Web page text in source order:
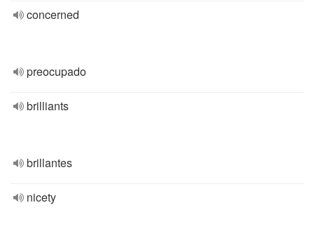
concerned
preocupado
brilliants
brillantes
nicety